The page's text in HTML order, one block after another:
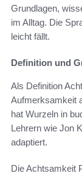
Grundlagen,
im Alltag. Die
leicht fällt.
Definition und
Als Definition
Aufmerksamkeit
hat Wurzeln in
Lehrern wie Jon
adaptiert.
Die Achtsamkeit